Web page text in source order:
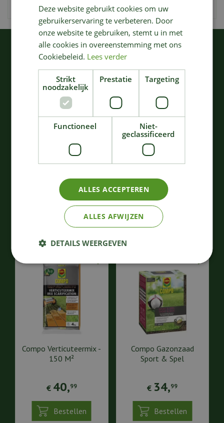
KIJK OOK EENS NAAR:
45
Bestellen
€
36,
Bestellen
Compo Verticuteermix -
150 M²
€ 40,99
Bestellen
Compo Gazonzaad
Sport & Spel
€ 34,99
Bestellen
Deze website gebruikt cookies om uw
gebruikerservaring te verbeteren. Door
onze website te gebruiken, stemt u in met
alle cookies in overeenstemming met ons
Cookiebeleid. Lees verder
Strikt
noodzakelijk
Prestatie Targeting
Functioneel
Niet-
geclassificeerd
ALLES ACCEPTEREN
ALLES AFWIJZEN
DETAILS WEERGEVEN